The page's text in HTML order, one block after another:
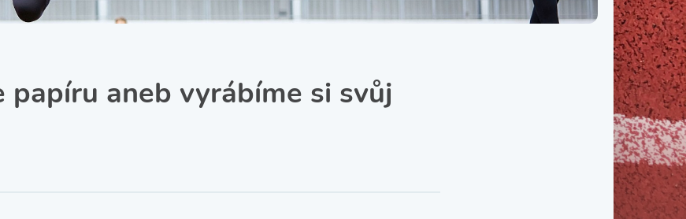
SRPŠ – Spolek rodičů a
Třída VIII. A Třída VIII. C
papíru aneb vyrábíme si svůj